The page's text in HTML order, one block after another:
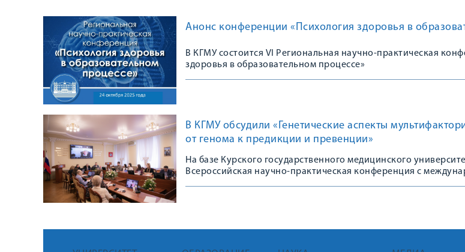
Анонс конференции «Психология здоровья в
В КГМУ состоится VI Региональная научно-практическая
здоровья в образовательном процессе»
В КГМУ обсудили «Генетические аспекты
от генома к предикции и превенции»
На базе Курского государственного медицинского
Всероссийская научно-практическая конференция с